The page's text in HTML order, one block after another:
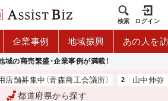
検索 ログイン
企業事例 地域振興 あの人を
域の商売繁盛・企業事例が満載！
募集中（青森商工会議所） 山中伸弥
都道府県から探す